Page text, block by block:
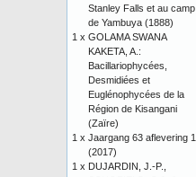
Stanley Falls et au camp
de Yambuya (1888)
1 x GOLAMA SWANA
KAKETA, A.:
Bacillariophycées,
Desmidiées et
Euglénophycées de la
Région de Kisangani
(Zaïre)
1 x Jaargang 63 aflevering 1
(2017)
1 x DUJARDIN, J.-P.,